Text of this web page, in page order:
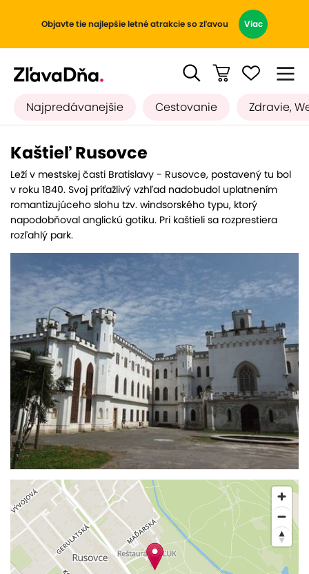
Objavte tie najlepšie letné atrakcie so zľavou Viac
Najpredávanejšie Cestovanie Zdravie,
Kaštieľ Rusovce
Leží v mestskej časti Bratislavy - Rusovce, postavený tu bol
v roku 1840. Svoj príťažlivý vzhľad nadobudol uplatnením
romantizujúceho slohu tzv. windsorského typu, ktorý
napodobňoval anglickú gotiku. Pri kaštieli sa rozprestiera
rozľahlý park.